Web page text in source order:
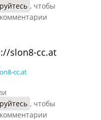
, чтобы
slon8-cc.at
cc.at
, чтобы